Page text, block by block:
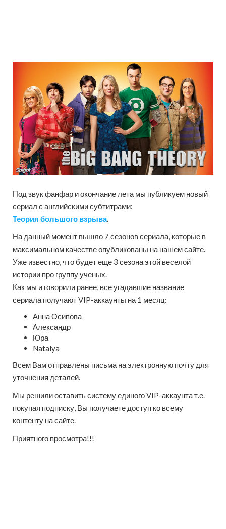
Под звук фанфар и окончание лета мы публикуем новый
сериал с английскими субтитрами:
Теория большого взрыва.
На данный момент вышло 7 сезонов сериала, которые в
максимальном качестве опубликованы на нашем сайте.
Уже известно, что будет еще 3 сезона этой веселой
истории про группу ученых.
Как мы и говорили ранее, все угадавшие название
сериала получают VIP-аккаунты на 1 месяц:
Анна Осипова
Александр
Юра
Natalya
Всем Вам отправлены письма на электронную почту для
уточнения деталей.
Мы решили оставить систему единого VIP-аккаунта т.е.
покупая подписку, Вы получаете доступ ко всему
контенту на сайте.
Приятного просмотра!!!